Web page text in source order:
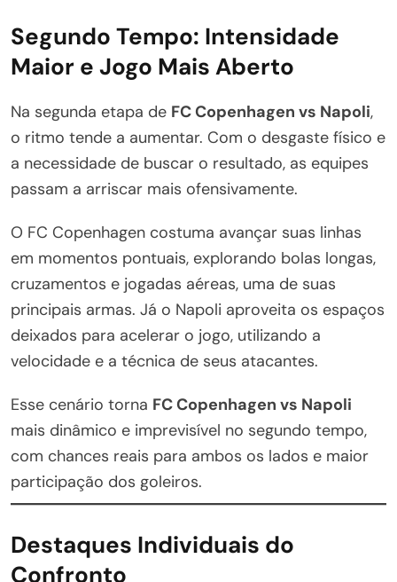
Segundo Tempo: Intensidade
Maior e Jogo Mais Aberto
Na segunda etapa de FC Copenhagen vs Napoli,
o ritmo tende a aumentar. Com o desgaste físico e
a necessidade de buscar o resultado, as equipes
passam a arriscar mais ofensivamente.
O FC Copenhagen costuma avançar suas linhas
em momentos pontuais, explorando bolas longas,
cruzamentos e jogadas aéreas, uma de suas
principais armas. Já o Napoli aproveita os espaços
deixados para acelerar o jogo, utilizando a
velocidade e a técnica de seus atacantes.
Esse cenário torna FC Copenhagen vs Napoli
mais dinâmico e imprevisível no segundo tempo,
com chances reais para ambos os lados e maior
participação dos goleiros.
Destaques Individuais do
Confronto